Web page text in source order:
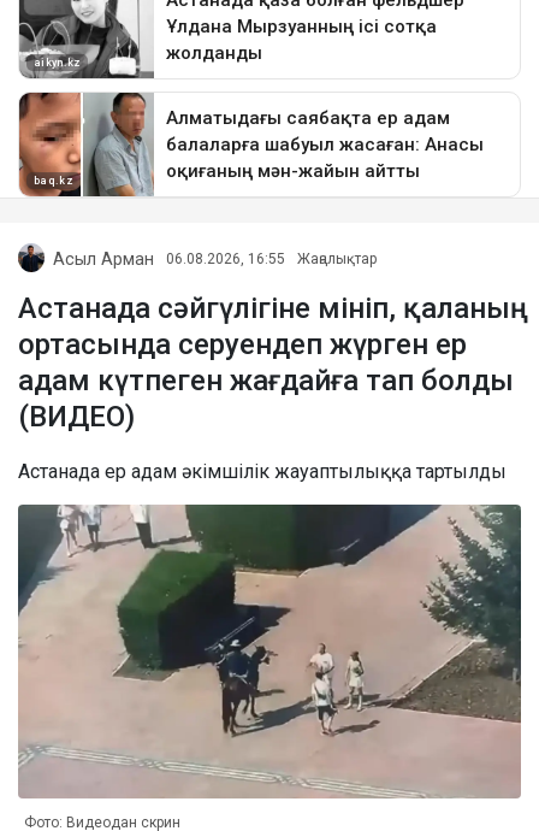
Асыл Арман 06.08.2026, 16:55 Жаңалықтар
Астанада сәйгүлігіне мініп, қаланың
ортасында серуендеп жүрген ер
адам күтпеген жағдайға тап болды
(ВИДЕО)
Астанада ер адам әкімшілік жауаптылыққа тартылды
Фото: Видеодан скрин